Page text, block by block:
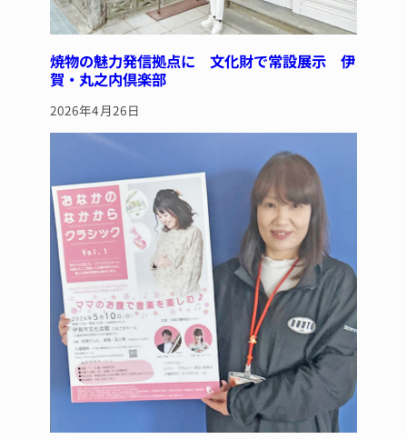
焼物の魅力発信拠点に 文化財で常設展示 伊
賀・丸之内倶楽部
2026年4月26日